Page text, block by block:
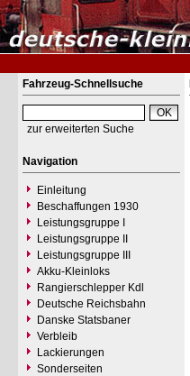
Fahrzeug-Schnellsuche
zur erweiterten Suche
Navigation
Einleitung
Beschaffungen 1930
Leistungsgruppe I
Leistungsgruppe II
Leistungsgruppe III
Akku-Kleinloks
Rangierschlepper Kdl
Deutsche Reichsbahn
Danske Statsbaner
Verbleib
Lackierungen
Sonderseiten